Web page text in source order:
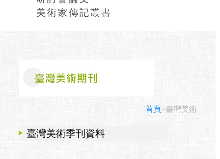
美術家傳記叢書
首頁>臺灣美術
臺灣美術季刊資料